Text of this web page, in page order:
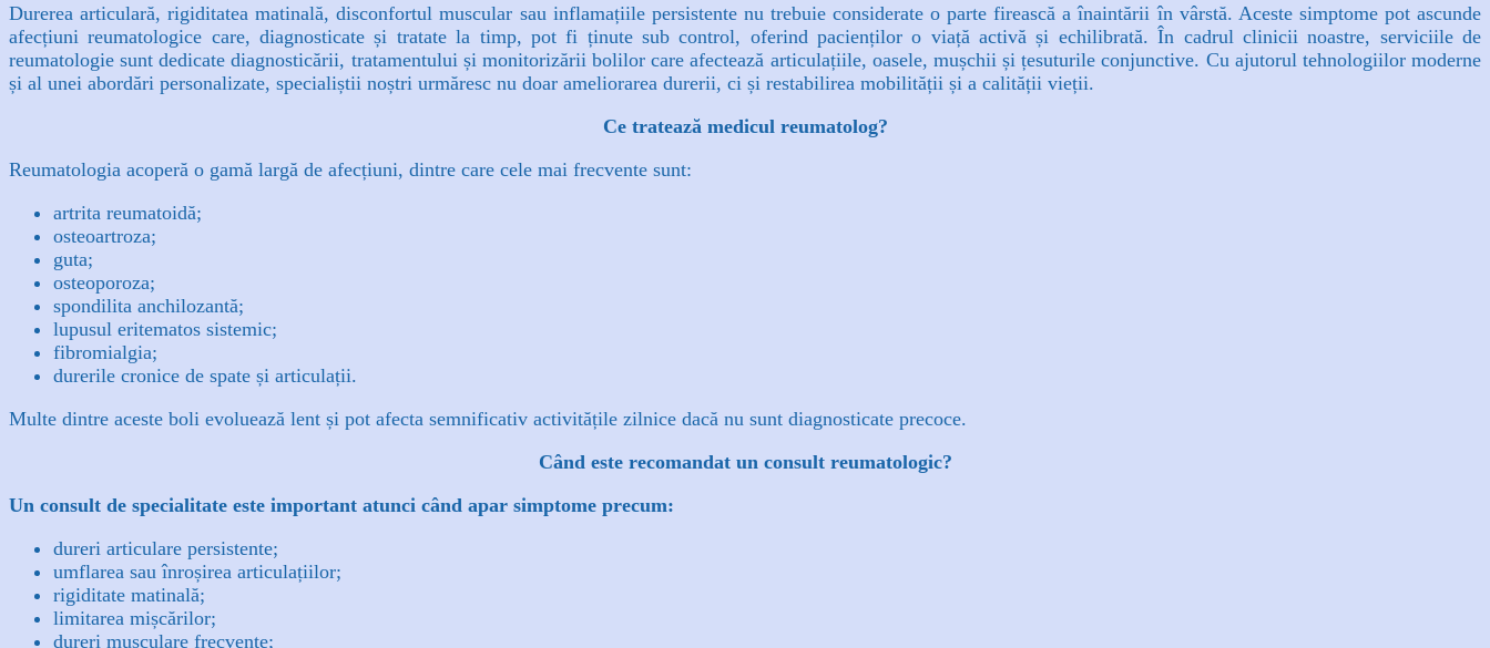
Durerea articulară, rigiditatea matinală, disconfortul muscular sau inflamațiile persistente nu trebuie considerate o parte firească a înaintării în vârstă. Aceste simptome pot ascunde
afecțiuni reumatologice care, diagnosticate și tratate la timp, pot fi ținute sub control, oferind pacienților o viață activă și echilibrată. În cadrul clinicii noastre, serviciile de
reumatologie sunt dedicate diagnosticării, tratamentului și monitorizării bolilor care afectează articulațiile, oasele, mușchii și țesuturile conjunctive. Cu ajutorul tehnologiilor moderne
și al unei abordări personalizate, specialiștii noștri urmăresc nu doar ameliorarea durerii, ci și restabilirea mobilității și a calității vieții.
Ce tratează medicul reumatolog?
Reumatologia acoperă o gamă largă de afecțiuni, dintre care cele mai frecvente sunt:
artrita reumatoidă;
osteoartroza;
guta;
osteoporoza;
spondilita anchilozantă;
lupusul eritematos sistemic;
fibromialgia;
durerile cronice de spate și articulații.
Multe dintre aceste boli evoluează lent și pot afecta semnificativ activitățile zilnice dacă nu sunt diagnosticate precoce.
Când este recomandat un consult reumatologic?
Un consult de specialitate este important atunci când apar simptome precum:
dureri articulare persistente;
umflarea sau înroșirea articulațiilor;
rigiditate matinală;
limitarea mișcărilor;
dureri musculare frecvente;